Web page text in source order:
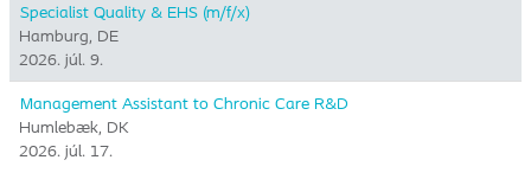
Specialist Quality & EHS (m/f/x)
Hamburg, DE
2026. júl. 9.
Management Assistant to Chronic Care R&D
Humlebæk, DK
2026. júl. 17.